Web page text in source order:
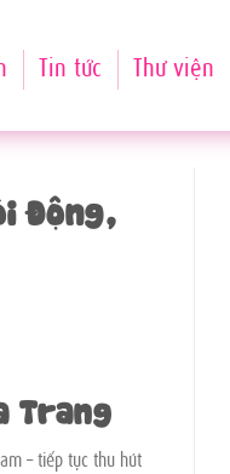
Tin tức Thư viện
Động,
Trang
– tiếp tục thu hút